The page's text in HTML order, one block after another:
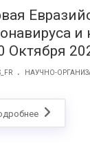
и
Октября
. НАУЧНО-